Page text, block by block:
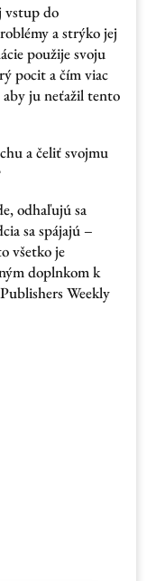
vstup do
a strýko jej
použije svoju
pocit a čím viac
ju neťažil tento
a čeliť svojmu
odhaľujú sa
sa spájajú –
všetko je
doplnkom k
Weekly